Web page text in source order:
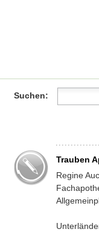
Suchen:
Trauben
Regine